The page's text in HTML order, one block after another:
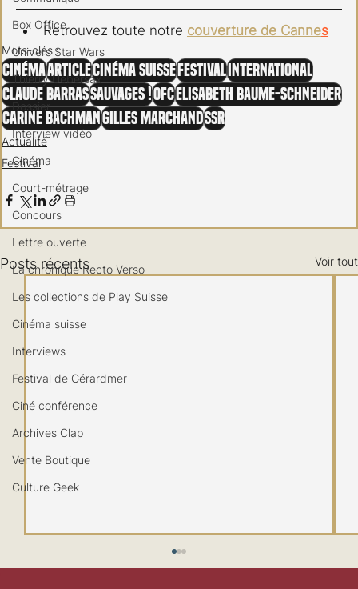
Box Office
Univers Star Wars
Thierry Uebersax
Dossier
Interview vidéo
Cinéma
Court-métrage
Concours
Lettre ouverte
La chronique Recto Verso
Les collections de Play Suisse
Cinéma suisse
Interviews
Festival de Gérardmer
Ciné conférence
Archives Clap
Vente Boutique
Culture Geek
Retrouvez toute notre couverture de Cannes
Mots-clés :
CinémaArticleCinéma Suisse Festival International
Claude BarrasSauvages !OFC Elisabeth Baume-Schneider
Carine BachmanGilles MarchandSSR
Actualité
Festival
Posts récents Voir tout